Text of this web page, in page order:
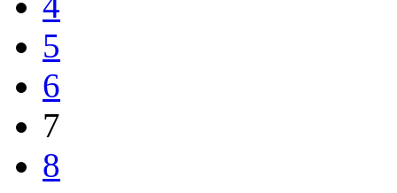
5
6
7
8